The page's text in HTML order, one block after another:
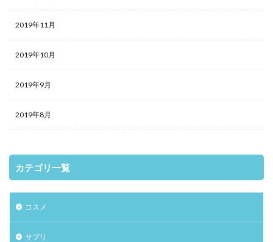
2019年11月
2019年10月
2019年9月
2019年8月
カテゴリ一覧
コスメ
サプリ